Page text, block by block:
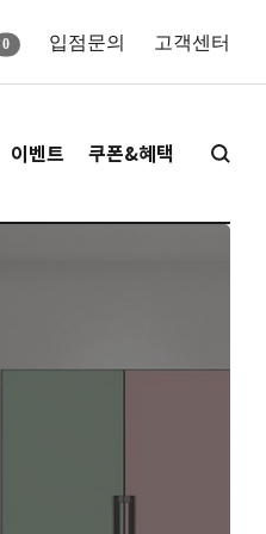
0 입점문의 고객센터
이벤트 쿠폰&혜택